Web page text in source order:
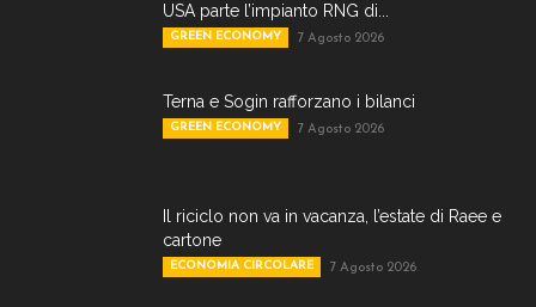
USA parte l’impianto RNG di...
GREEN ECONOMY 7 Agosto 2026
Terna e Sogin rafforzano i bilanci
GREEN ECONOMY 7 Agosto 2026
Il riciclo non va in vacanza, l’estate di Raee e
cartone
ECONOMIA CIRCOLARE 7 Agosto 2026